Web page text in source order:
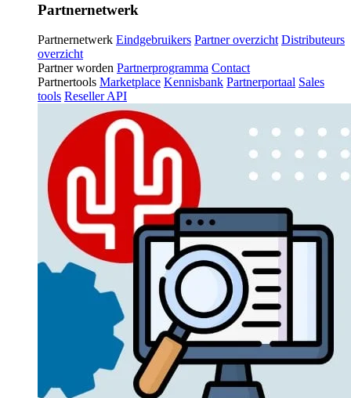
Partnernetwerk
Partnernetwerk Eindgebruikers Partner overzicht Distributeurs
overzicht
Partner worden Partnerprogramma Contact
Partnertools Marketplace Kennisbank Partnerportaal Sales
tools Reseller API